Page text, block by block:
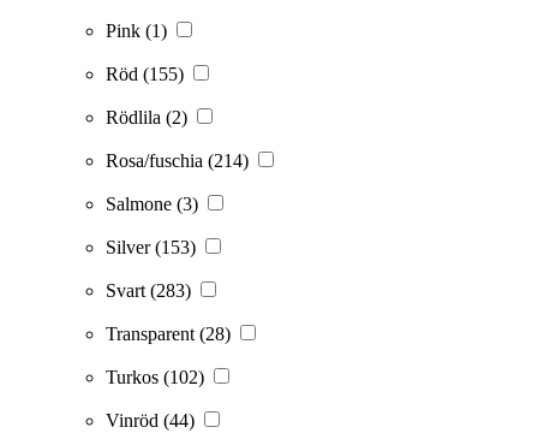
Pink (1)
Röd (155)
Rödlila (2)
Rosa/fuschia (214)
Salmone (3)
Silver(153)
Svart (283)
Transparent (28)
Turkos (102)
Vinröd (44)